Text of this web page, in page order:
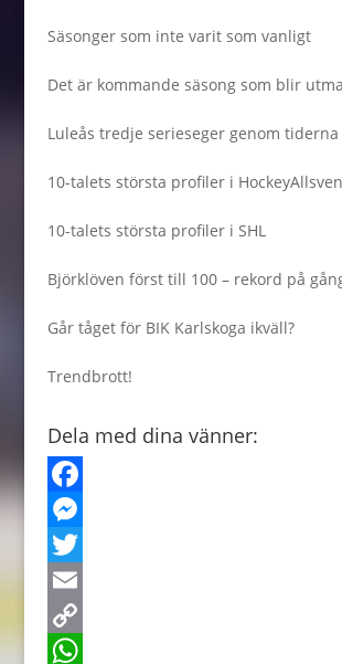
Säsonger som inte varit som vanligt
Det är kommande säsong som blir
Luleås tredje serieseger genom tiderna
10-talets största profiler i
10-talets största profiler i SHL
Björklöven först till 100 – rekord på
Går tåget för BIK Karlskoga ikväll?
Trendbrott!
Dela med dina vänner:
F
a
c
e
b
M
e
s
s
T
w
E
m
C